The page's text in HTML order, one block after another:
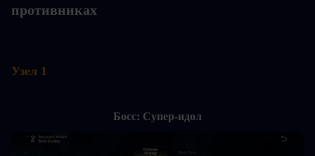
противниках
Узел 1
Босс: Супер-идол